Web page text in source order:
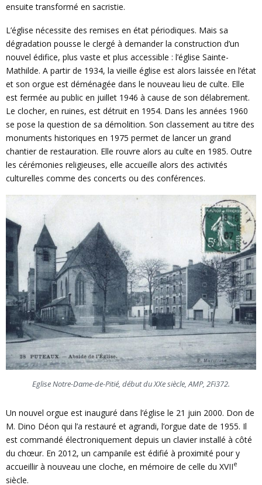
ensuite transformé en sacristie.
L’église nécessite des remises en état périodiques. Mais sa
dégradation pousse le clergé à demander la construction d’un
nouvel édifice, plus vaste et plus accessible : l’église Sainte-
Mathilde. A partir de 1934, la vieille église est alors laissée en l’état
et son orgue est déménagée dans le nouveau lieu de culte. Elle
est fermée au public en juillet 1946 à cause de son délabrement.
Le clocher, en ruines, est détruit en 1954. Dans les années 1960
se pose la question de sa démolition. Son classement au titre des
monuments historiques en 1975 permet de lancer un grand
chantier de restauration. Elle rouvre alors au culte en 1985. Outre
les cérémonies religieuses, elle accueille alors des activités
culturelles comme des concerts ou des conférences.
Eglise Notre-Dame-de-Pitié, début du XXe siècle, AMP, 2Fi372.
Un nouvel orgue est inauguré dans l’église le 21 juin 2000. Don de
M. Dino Déon qui l’a restauré et agrandi, l’orgue date de 1955. Il
est commandé électroniquement depuis un clavier installé à côté
du chœur. En 2012, un campanile est édifié à proximité pour y
accueillir à nouveau une cloche, en mémoire de celle du XVIIe
siècle.